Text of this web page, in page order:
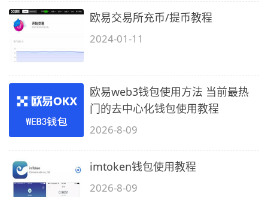
欧易交易所充币/提币教程
2024-01-11
欧易web3钱包使用方法 当前最热
门的去中心化钱包使用教程
2026-8-09
imtoken钱包使用教程
2026-8-09